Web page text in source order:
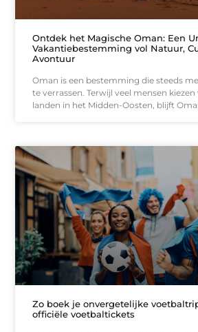
Ontdek het Magische Oman: Een
Vakantiebestemming vol Natuur,
Avontuur
Oman is een bestemming die steeds
te verrassen. Terwijl veel mensen
landen in het Midden-Oosten, blijft
Zo boek je onvergetelijke
officiële voetbaltickets